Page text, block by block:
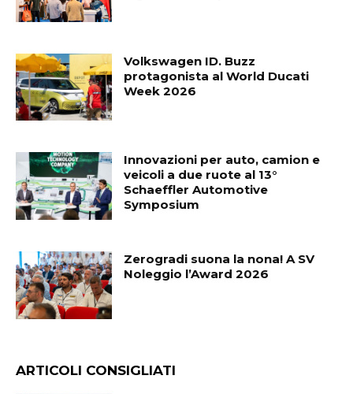
Volkswagen ID. Buzz
protagonista al World Ducati
Week 2026
Innovazioni per auto, camion e
veicoli a due ruote al 13°
Schaeffler Automotive
Symposium
Zerogradi suona la nona! A SV
Noleggio l’Award 2026
ARTICOLI CONSIGLIATI